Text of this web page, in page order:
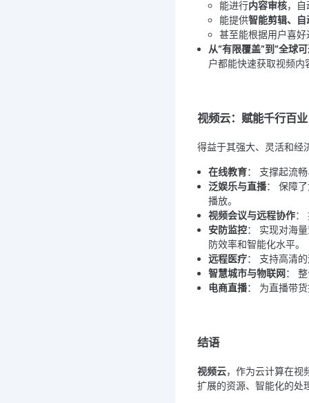
能进行内容审核，
能提供智能剪辑、
甚至能根据用户喜好
从“有限覆盖”到“全球
户都能快速获取视频
视频云：赋能千行百业
得益于其强大、灵活和经
在线教育： 支撑起流
泛娱乐与直播： 保障
播放。
视频会议与远程协作：
安防监控： 实现对海
防效率和智能化水平。
远程医疗： 支持高清
智慧城市与物联网：
电商直播： 为直播带
结语
视频云，作为云计算在视
扩展的资源、智能化的处